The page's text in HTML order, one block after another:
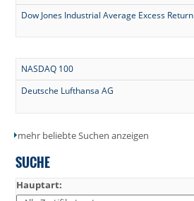
Dow Jones Industrial Average Excess Return
NASDAQ 100
Deutsche Lufthansa AG
mehr beliebte Suchen anzeigen
SUCHE
Hauptart: